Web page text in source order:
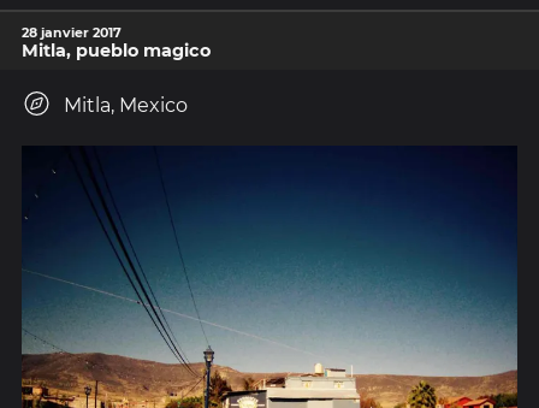
28 janvier 2017
Mitla, pueblo magico
Mitla, Mexico